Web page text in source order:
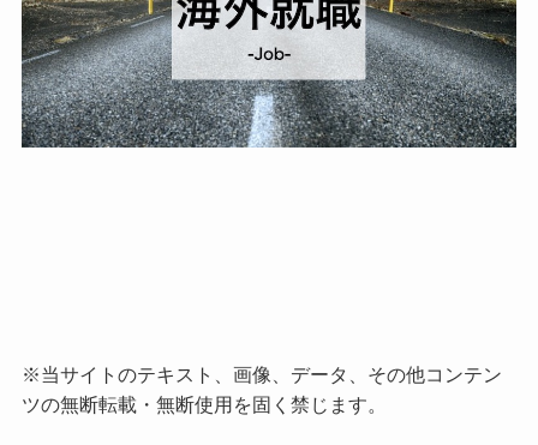
※当サイトのテキスト、画像、データ、その他コンテン
ツの無断転載・無断使用を固く禁じます。